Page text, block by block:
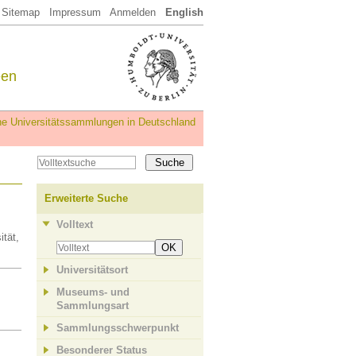
Sitemap Impressum Anmelden English
Universitätssammlungen in Deutschland
Erweiterte Suche
Volltext
OK
Universitätsort
Museums- und
Sammlungsart
Sammlungsschwerpunkt
Besonderer Status